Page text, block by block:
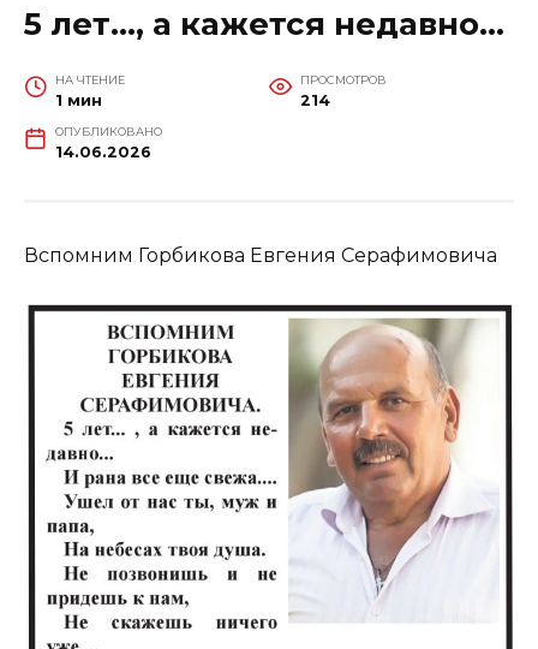
5 лет…, а кажется недавно…
НА ЧТЕНИЕ
1 мин
ПРОСМОТРОВ
214
ОПУБЛИКОВАНО
14.06.2026
Вспомним Горбикова Евгения Серафимовича